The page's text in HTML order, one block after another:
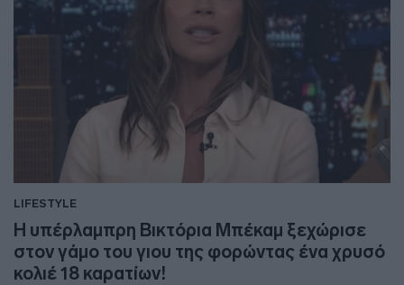
LIFESTYLE
Η υπέρλαμπρη Βικτόρια Μπέκαμ ξεχώρισε
στον γάμο του γιου της φορώντας ένα χρυσό
κολιέ 18 καρατίων!